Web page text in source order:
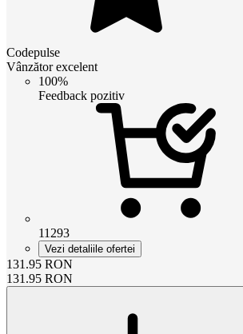
Codepulse
Vânzător excelent
100%
Feedback pozitiv
11293
Vezi detaliile ofertei
131.95 RON
131.95 RON